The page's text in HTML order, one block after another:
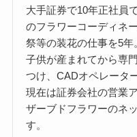
大手証券で10年正社員
のフラワーコーディネ
祭等の装花の仕事を5年
子供が産まれてから専
つけ、CADオペレータ
現在は証券会社の営業
ザーブドフラワーのネ
す。